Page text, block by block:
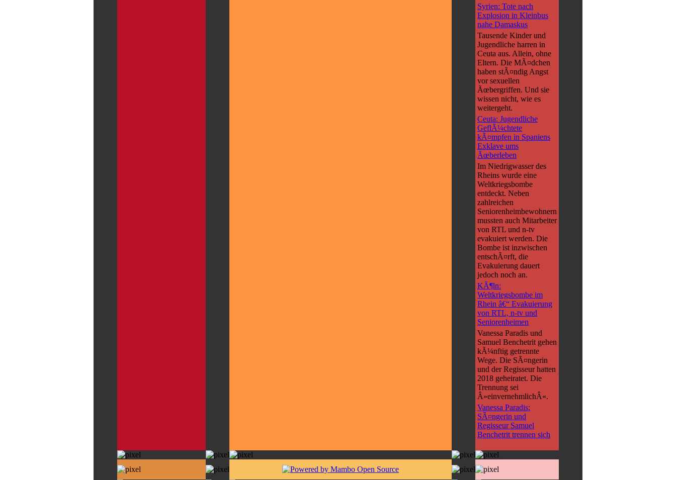
Syrien: Tote nach
Explosion in Kleinbus
nahe Damaskus
Tausende Kinder und
Jugendliche harren in
Ceuta aus. Allein, ohne
Eltern. Die MÃ¤dchen
haben stÃ¤ndig Angst
vor sexuellen
Ãœbergriffen. Und sie
wissen nicht, wie es
weitergeht.
Ceuta: Jugendliche
GeflÃ¼chtete
kÃ¤mpfen in Spaniens
Exklave ums
Ãœberleben
Im Niedrigwasser des
Rheins wurde eine
Weltkriegsbombe
entdeckt. Neben
zahlreichen
Seniorenheimbewohnern
mussten auch Mitarbeiter
von RTL und n-tv
evakuiert werden. Die
Bombe ist inzwischen
entschÃ¤rft, die
Evakuierung dauert
jedoch noch an.
KÃ¶ln:
Weltkriegsbombe im
Rhein â€“ Evakuierung
von RTL, n-tv und
Seniorenheimen
Vanessa Paradis und
Samuel Benchetrit gehen
kÃ¼nftig getrennte
Wege. Die SÃ¤ngerin
und der Regisseur hatten
2018 geheiratet. Die
Trennung sei
Â»einvernehmlichÂ«.
Vanessa Paradis:
SÃ¤ngerin und
Regisseur Samuel
Benchetrit trennen sich